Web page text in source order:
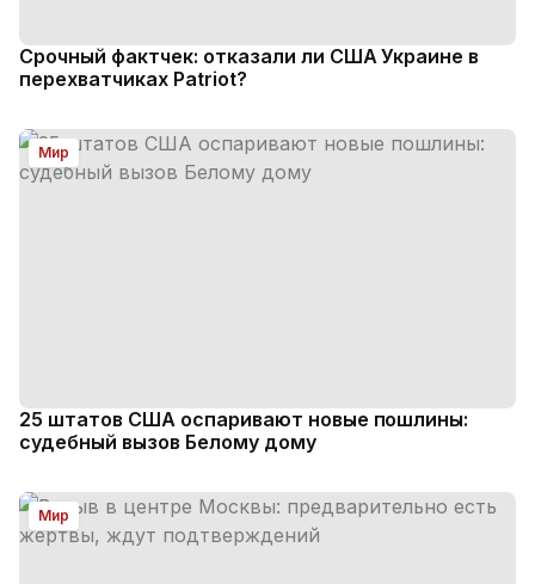
Срочный фактчек: отказали ли США Украине в
перехватчиках Patriot?
Мир
25 штатов США оспаривают новые пошлины:
судебный вызов Белому дому
Мир